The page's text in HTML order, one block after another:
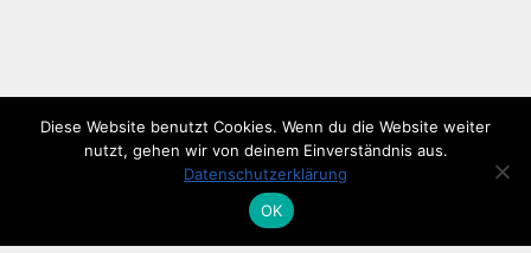
Diese Website benutzt Cookies. Wenn du die Website weiter
nutzt, gehen wir von deinem Einverständnis aus.
Datenschutzerklärung
OK